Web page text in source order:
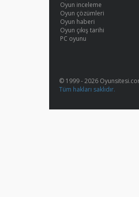
Oyun inceleme
Oyun çözümleri
Oyun haberi
Oyun çıkış tarihi
PC oyunu
© 1999 - 2026
Tüm hakları saklıdır.